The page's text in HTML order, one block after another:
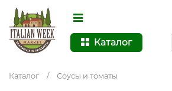
Каталог
Каталог / Соусы и томаты